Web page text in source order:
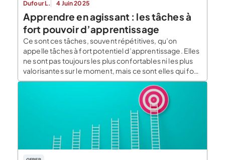
Dufour L. 4 Juin 2025
Apprendre en agissant : les tâches à
fort pouvoir d’apprentissage
Ce sont ces tâches, souvent répétitives, qu’on
appelle tâches à fort potentiel d’apprentissage. Elles
ne sont pas toujours les plus confortables ni les plus
valorisantes sur le moment, mais ce sont elles qui font
vraiment progresser. Résumé Pour progresser vite et
de façon durable, l’entrepreneur doit se concentrer
sur les tâches qui le confrontent directement […]